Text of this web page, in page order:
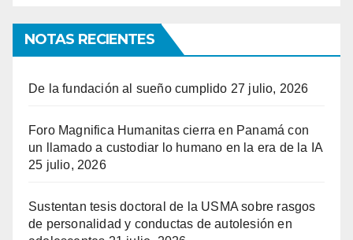
NOTAS RECIENTES
De la fundación al sueño cumplido 27 julio, 2026
Foro Magnifica Humanitas cierra en Panamá con
un llamado a custodiar lo humano en la era de la IA
25 julio, 2026
Sustentan tesis doctoral de la USMA sobre rasgos
de personalidad y conductas de autolesión en